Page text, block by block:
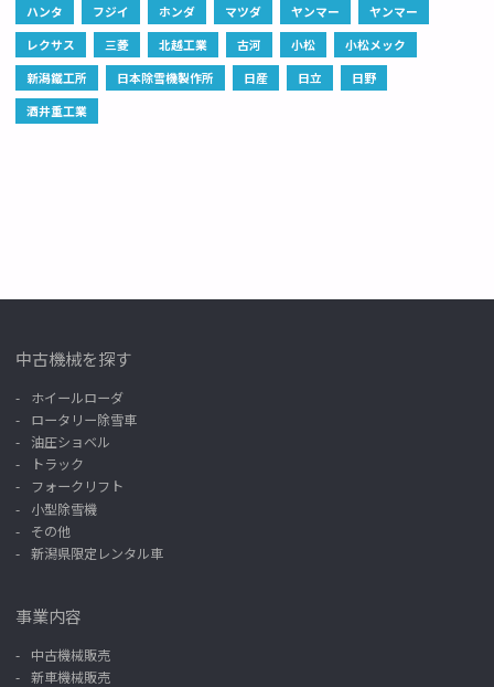
ハンタ
フジイ ホンダ マツダ ヤンマー
ヤンマー
レクサス
三菱 北越工業 古河 小松
小松メック
新潟鐵工所
日本除雪機製作所 日産 日立
日野
酒井重工業
中古機械を探す
ホイールローダ
ロータリー除雪車
油圧ショベル
トラック
フォークリフト
小型除雪機
その他
新潟県限定レンタル車
事業内容
中古機械販売
新車機械販売